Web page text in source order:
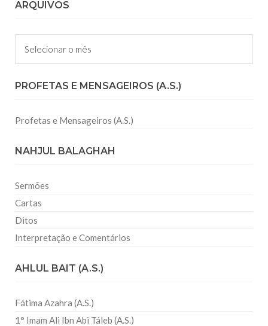
ARQUIVOS
Arquivos
PROFETAS E MENSAGEIROS (A.S.)
Profetas e Mensageiros (A.S.)
NAHJUL BALAGHAH
Sermões
Cartas
Ditos
Interpretação e Comentários
AHLUL BAIT (A.S.)
Fátima Azahra (A.S.)
1° Imam Ali Ibn Abi Táleb (A.S.)